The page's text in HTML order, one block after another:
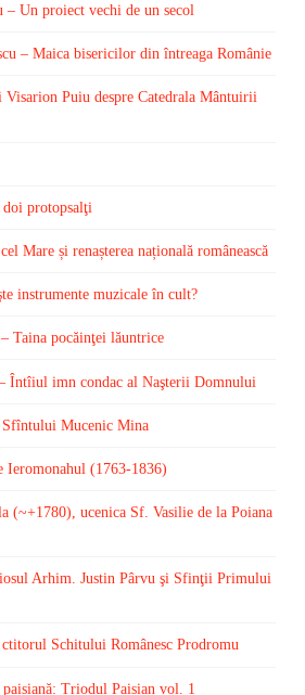
– Un proiect vechi de un secol
– Maica bisericilor din întreaga Românie
Puiu despre Catedrala Mântuirii
protopsalţi
Mare și renașterea națională românească
instrumente muzicale în cult?
Taina pocăinţei lăuntrice
Întîiul imn condac al Naşterii Domnului
Sfîntului Mucenic Mina
Ieromonahul (1763-1836)
(~+1780), ucenica Sf. Vasilie de la Poiana
Arhim. Justin Pârvu şi Sfinţii Primului
Schitului Românesc Prodromu
Triodul Paisian vol. 1